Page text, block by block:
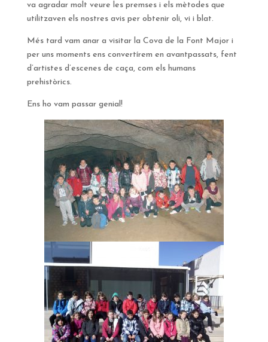
va agradar molt veure les premses i els mètodes que
utilitzaven els nostres avis per obtenir oli, vi i blat.
Més tard vam anar a visitar la Cova de la Font Major i
per uns moments ens convertírem en avantpassats, fent
d’artistes d’escenes de caça, com els humans
prehistòrics.
Ens ho vam passar genial!